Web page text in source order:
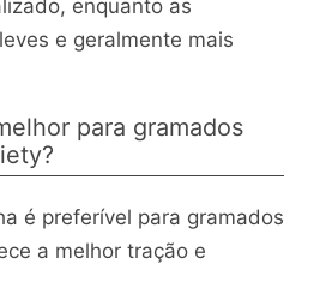
enquanto as
e geralmente mais
para gramados
é preferível para gramados
a melhor tração e